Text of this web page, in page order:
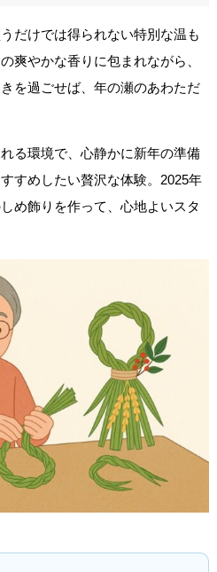
だけでは得られない特別な温も
爽やかな香りに包まれながら、
を過ごせば、年の瀬のあわただ
る環境で、心静かに新年の準備
すめしたい贅沢な体験。2025年
め飾りを作って、心地よいスタ